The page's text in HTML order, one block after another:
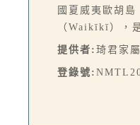
國夏威夷歐胡
（Waikīkī），
提供者: 琦君家屬
登錄號: